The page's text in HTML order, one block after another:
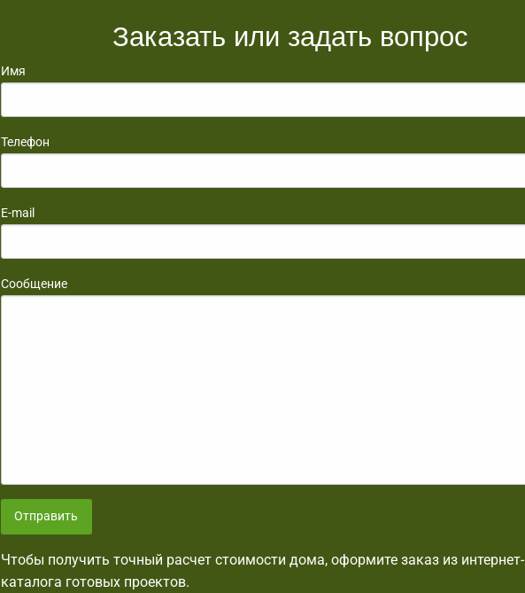
Заказать или задать вопрос
Имя
Телефон
E-mail
Сообщение
Отправить
Чтобы получить точный расчет стоимости дома, оформите заказ из интернет-
каталога готовых проектов.